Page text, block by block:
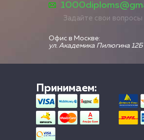
Задайте свои вопросы
Офис в Москве:
ул. Академика Пилюгина 12Б
Принимаем: